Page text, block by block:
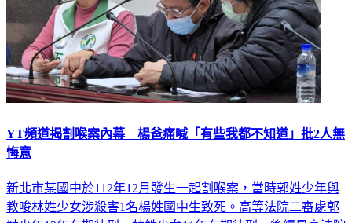
YT頻道揭割喉案內幕 楊爸痛喊「有些我都不知道」批2人無
悔意
新北市某國中於112年12月發生一起割喉案，當時郭姓少年與
教唆林姓少女涉殺害1名楊姓國中生致死。高等法院二審處郭